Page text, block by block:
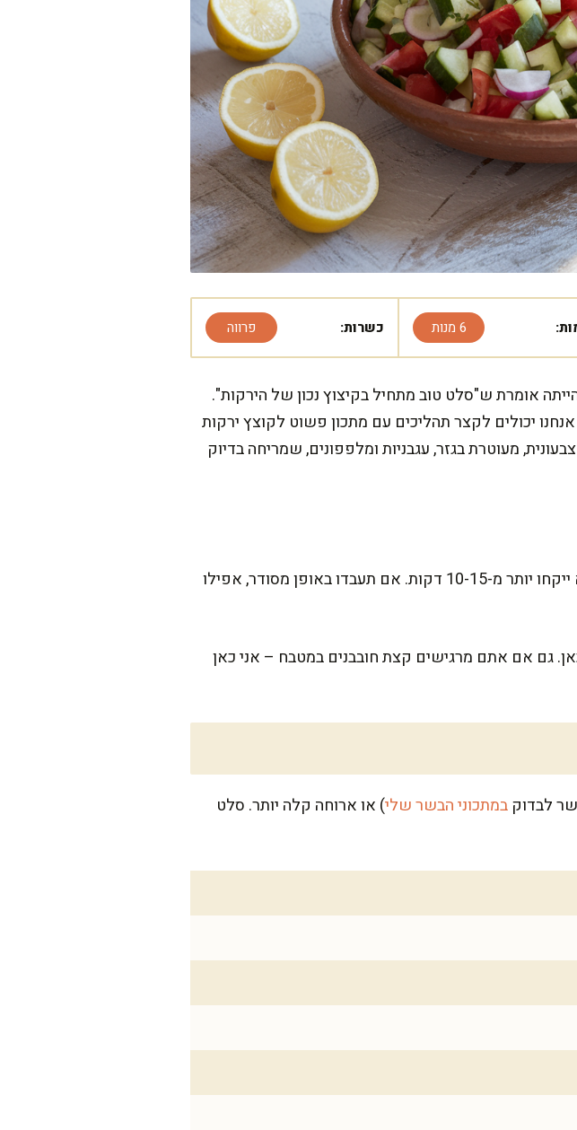
6 מנות כשרות: פרווה
אומרת ש"סלט טוב מתחיל בקיצוץ נכון של הירקות".
יכולים לקצר תהליכים עם מתכון פשוט לקוצץ ירקות
מעוטרת בגזר, עגבניות ומלפפונים, שמריחה בדיוק
המתכון הזה דורש רק כמה דקות מזמנכם. הכנה וקיצוץ הירקות יחד לא ייקחו יותר מ-10-15 דקות. אם תעבדו באופן מסודר, אפילו
גם אם אתם מרגישים קצת חובבנים במטבח – אני כאן
במתכוני הבשר שלי) או ארוחה קלה יותר. סלט